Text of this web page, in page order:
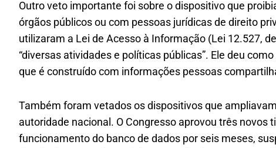
Outro veto importante foi sobre o dispositivo que
órgãos públicos ou com pessoas jurídicas de direito
utilizaram a Lei de Acesso à Informação (Lei 12.527,
“diversas atividades e políticas públicas”. Ele deu
que é construído com informações pessoas
Também foram vetados os dispositivos que
autoridade nacional. O Congresso aprovou três novos
funcionamento do banco de dados por seis meses,